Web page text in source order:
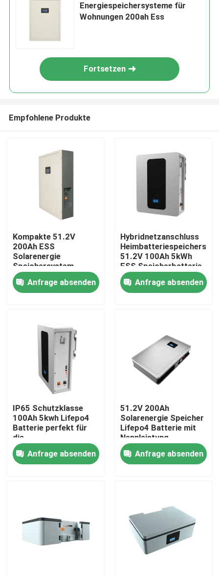
Startseite
Produkte
Über uns
Fabrik Tour
Qualitätskontrolle
Alle Fälle
Energiespeichersysteme für
Wohnungen 200ah Ess
Fortsetzen
Empfohlene Produkte
Kompakte 51.2V
200Ah ESS
Solarenergie
Speichersystem
Batterie für optimale
Leistung
Anfrage absenden
Hybridnetzanschluss
51.2V 100Ah 5kWh
ESS Speicherbatterie
Anfrage absenden
IP65 Schutzklasse
100Ah 5kwh Lifepo4
Batterie perfekt für
die
Energiespeicherung
Batterie ESS
Anfrage absenden
51.2V 200Ah
Solarenergie Speicher
Lifepo4 Batterie mit
Nennleistung
10,24KWh 95%DOD
Anfrage absenden